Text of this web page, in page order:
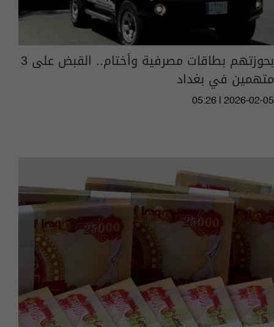
بحوزتهم بطاقات مصرفية وأختام.. القبض على 3
متهمين في بغداد
05:26 | 2026-02-05